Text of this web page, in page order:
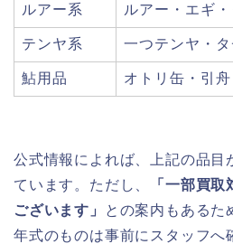
ルアー系 ルアー・エギ
テンヤ系 一つテンヤ・
鮎用品 オトリ缶・引
公式情報によれば、上記の品目
ています。ただし、
「一部買
ございます」
との案内もあるた
年式のものは事前にスタッフへ